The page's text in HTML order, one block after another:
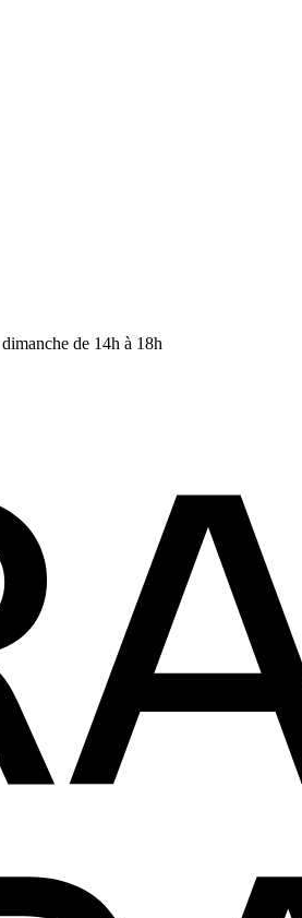
de 14h à 18h